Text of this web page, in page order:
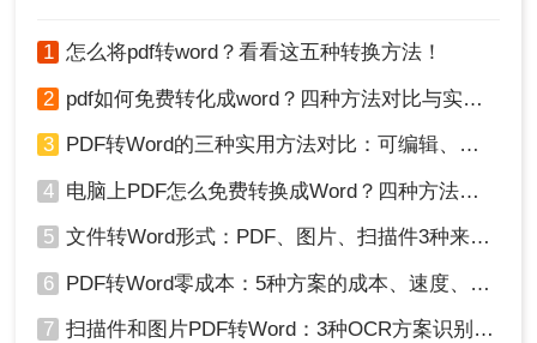
1 怎么将pdf转word？看看这五种转换方法！
2 pdf如何免费转化成word？四种方法对比与实操指南（附详细表格）
3 PDF转Word的三种实用方法对比：可编辑、保格式、避风险！
4 电脑上PDF怎么免费转换成Word？四种方法对比与实操指南（附详细表格）!
5 文件转Word形式：PDF、图片、扫描件3种来源分别怎么处理！
6 PDF转Word零成本：5种方案的成本、速度、精度对比！
7 扫描件和图片PDF转Word：3种OCR方案识别率实测！